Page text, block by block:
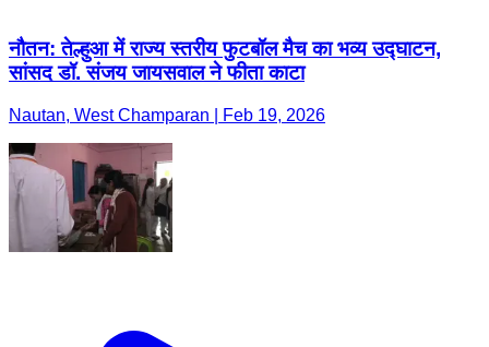
नौतन: तेल्हुआ में राज्य स्तरीय फुटबॉल मैच का भव्य उद्घाटन,
सांसद डॉ. संजय जायसवाल ने फीता काटा
Nautan, West Champaran | Feb 19, 2026